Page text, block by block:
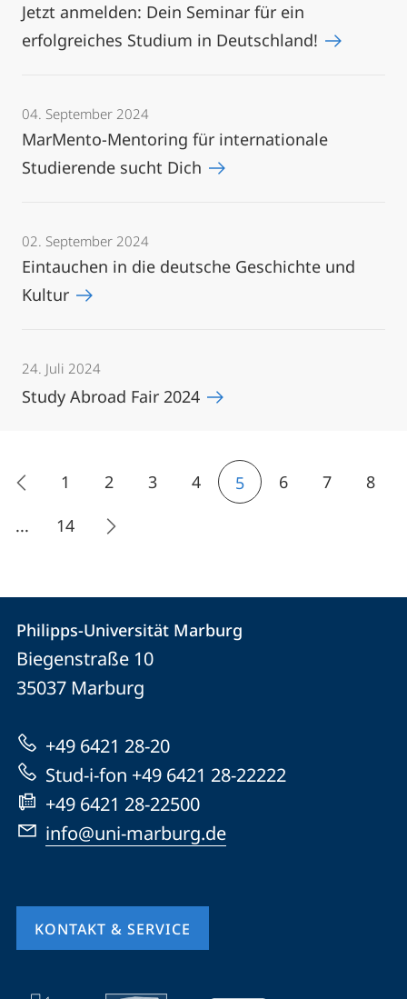
Jetzt anmelden: Dein Seminar für ein
erfolgreiches Studium in Deutschland!
04. September 2024
MarMento-Mentoring für internationale
Studierende sucht Dich
02. September 2024
Eintauchen in die deutsche Geschichte und
Kultur
24. Juli 2024
Study Abroad Fair 2024
1 2 3 4 5 6 7
8
...
14
Kontakt
und
Informationen
zur
Website
Kontaktinformationen
Philipps-
Universität
Marburg
Philipps-Universität Marburg
Biegenstraße 10
35037 Marburg
+49 6421 28-20
Stud-i-fon +49 6421 28-22222
+49 6421 28-22500
info@uni-marburg.de
KONTAKT & SERVICE